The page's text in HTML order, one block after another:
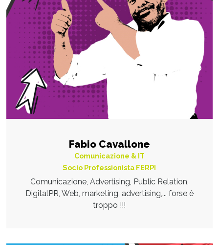
Fabio Cavallone
Comunicazione & IT
Socio Professionista FERPI
Comunicazione, Advertising, Public Relation,
DigitalPR, Web, marketing, advertising,... forse è
troppo !!!